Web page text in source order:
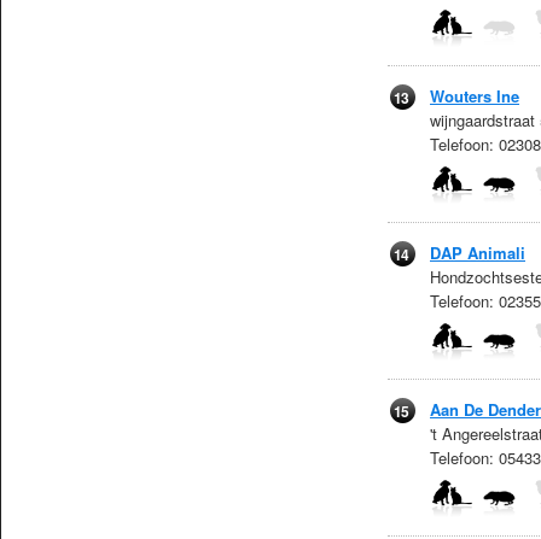
13
Wouters Ine
Telefoon:
14
DAP Animali
Telefoon:
15
Aan De Dender
't
Telefoon: